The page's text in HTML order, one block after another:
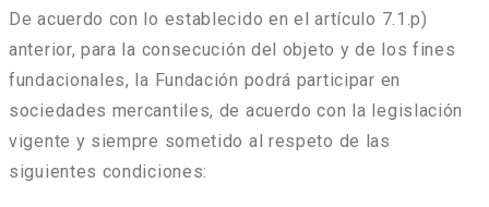
De acuerdo con lo establecido en el artículo 7.1.p)
anterior, para la consecución del objeto y de los fines
fundacionales, la Fundación podrá participar en
sociedades mercantiles, de acuerdo con la legislación
vigente y siempre sometido al respeto de las
siguientes condiciones: